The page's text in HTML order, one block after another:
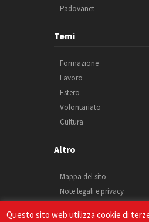
Padovanet
Temi
Formazione
Lavoro
Estero
Volontariato
Cultura
Altro
Mappa del sito
Note legali e privacy
Questo sito web utilizza cookie di